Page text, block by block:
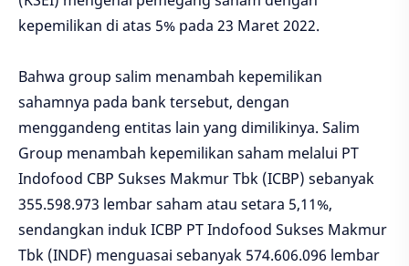
kepemilikan di atas 5% pada 23 Maret 2022.
Bahwa group salim menambah kepemilikan
sahamnya pada bank tersebut, dengan
menggandeng entitas lain yang dimilikinya. Salim
Group menambah kepemilikan saham melalui PT
Indofood CBP Sukses Makmur Tbk (ICBP) sebanyak
355.598.973 lembar saham atau setara 5,11%,
sendangkan induk ICBP PT Indofood Sukses Makmur
Tbk (INDF) menguasai sebanyak 574.606.096 lembar